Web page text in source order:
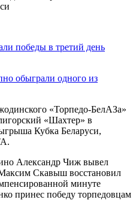
победы в третий день
обыграли одного из
«Торпедо-БелАЗа»
«Шахтер» в
Кубка Беларуси,
Александр Чиж вывел
Скавыш восстановил
минуте
принес победу торпедовцам